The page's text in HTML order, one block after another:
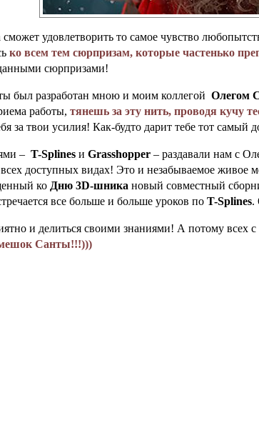
удовлетворить то самое чувство
ко всем тем сюрпризам, которые частенько
сюрпризами!
был разработан мною и моим коллегой Олегом
работы, тянешь за эту нить, проводя кучу
за твои усилия! Как-будто дарит тебе тот
– T-Splines и Grasshopper – раздавали нам с
доступных видах! Это и незабываемое живое
ко Дню 3D-шника новый совместный
все больше и больше уроков по T-Splines.
и делиться своими знаниями! А потому
мешок Санты!!!)))